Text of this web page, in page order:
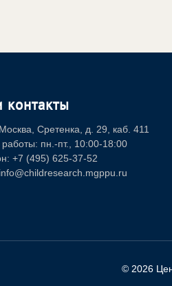
Сретенка, д. 29, каб. 411
пн.-пт., 10:00-18:00
+7 (495) 625-37-52
© 2026